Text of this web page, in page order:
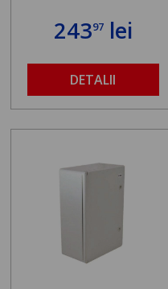
24397lei
DETALII